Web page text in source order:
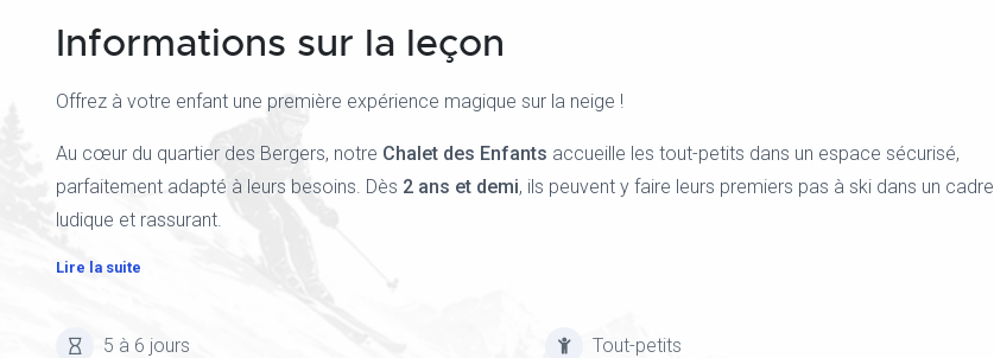
Informations sur la leçon
Offrez à votre enfant une première expérience magique sur la neige !
Au cœur du quartier des Bergers, notre Chalet des Enfants accueille les tout-petits dans un espace sécurisé,
parfaitement adapté à leurs besoins. Dès 2 ans et demi, ils peuvent y faire leurs premiers pas à ski dans un cadre
ludique et rassurant.
Lire la suite
5 à 6 jours Tout-petits